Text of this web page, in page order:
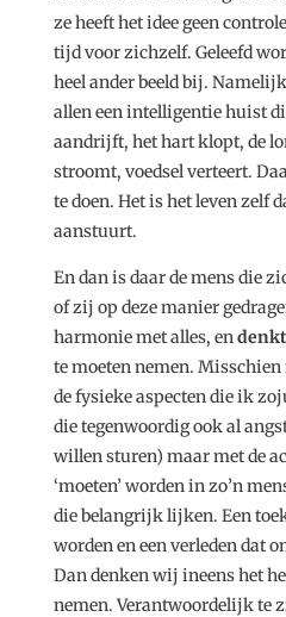
ze heeft het idee geen
tijd voor zichzelf. Geleefd
heel ander beeld bij.
allen een intelligentie huist
aandrijft, het hart klopt, de
stroomt, voedsel verteert.
te doen. Het is het leven zelf
aanstuurt.
En dan is daar de mens die
of zij op deze manier
harmonie met alles, endenkt
te moeten nemen.
de fysieke aspecten die ik
die tegenwoordig ook al
willen sturen) maar met de
‘moeten’ worden in zo’n
die belangrijk lijken. Een
worden en een verleden dat
Dan denken wij ineens het
nemen. Verantwoordelijk te